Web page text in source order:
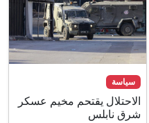
سياسة
الاحتلال يقتحم مخيم عسكر
شرق نابلس